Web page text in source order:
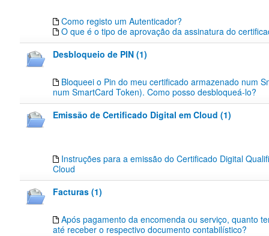
Como registo um Autenticador?
O que é o tipo de aprovação da assinatura do
Desbloqueio de PIN (1)
Bloqueei o Pin do meu certificado armazenado num
num SmartCard Token). Como posso desbloqueá-lo?
Emissão de Certificado Digital em Cloud (1)
Instruções para a emissão do Certificado Digital
Cloud
Facturas (1)
Após pagamento da encomenda ou serviço, quanto
até receber o respectivo documento contabilístico?